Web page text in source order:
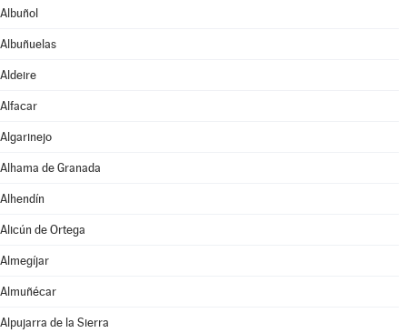
Albuñol
Albuñuelas
Aldeire
Alfacar
Algarinejo
Alhama de Granada
Alhendín
Alicún de Ortega
Almegíjar
Almuñécar
Alpujarra de la Sierra